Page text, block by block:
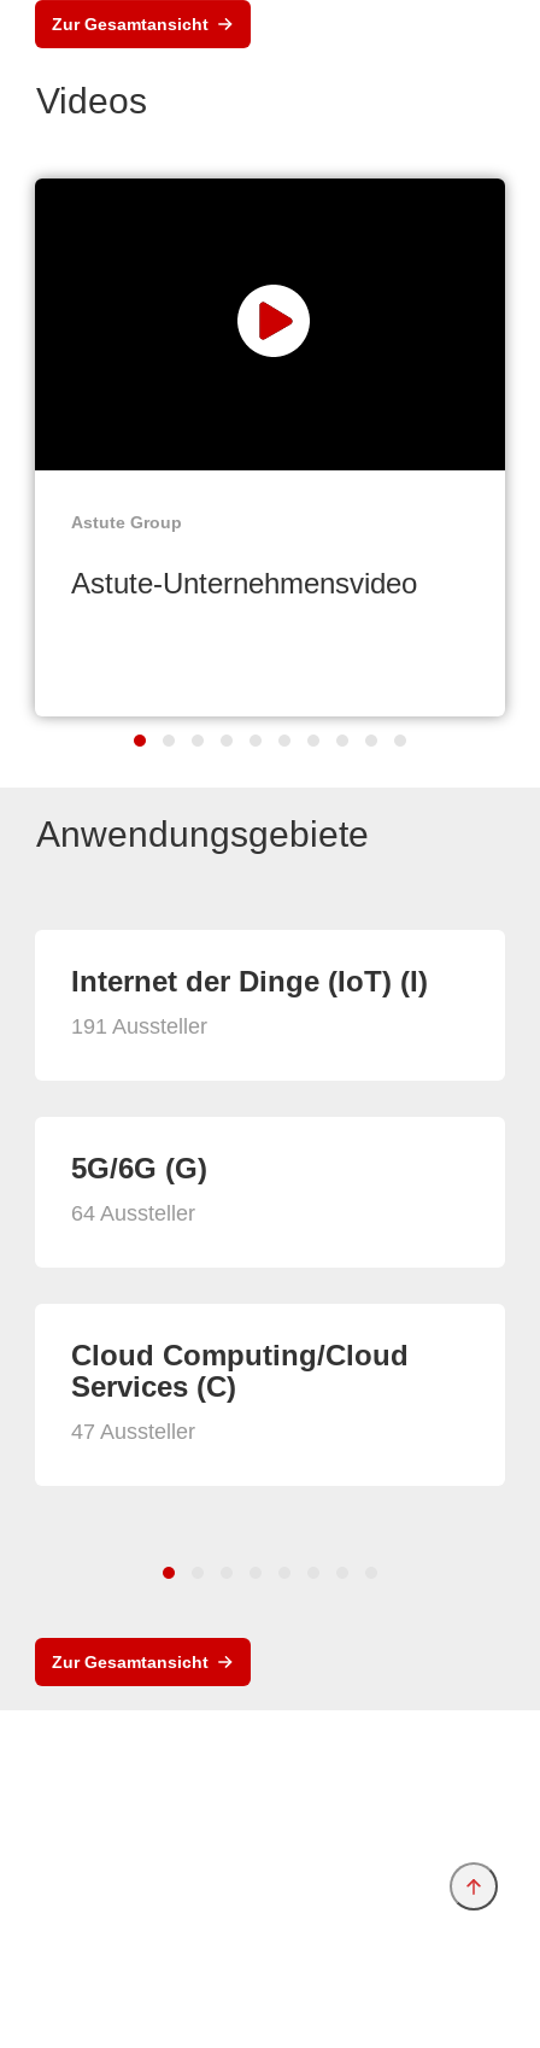
Zur Gesamtansicht
Videos
Astute Group
Astute-Unternehmensvideo
Anwendungsgebiete
Internet der Dinge (IoT) (I)
191 Aussteller
5G/6G (G)
64 Aussteller
Cloud Computing/Cloud
Services (C)
47 Aussteller
Zur Gesamtansicht